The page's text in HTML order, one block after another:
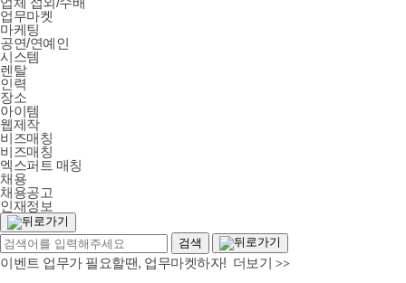
업무마켓
마케팅
공연/연예인
시스템
렌탈
인력
장소
아이템
웹제작
비즈매칭
비즈매칭
엑스퍼트 매칭
채용
채용공고
인재정보
이벤트 업무가 필요할땐, 업무마켓하자! 더보기 >>